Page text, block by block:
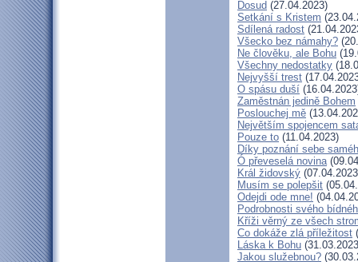
Dosud (27.04.2023)
Setkání s Kristem
Sdílená radost
Všecko bez námahy?
Ne člověku, ale Bohu
Všechny nedostatky
Nejvyšší trest
O spásu duší
Zaměstnán jedině Bohem
Poslouchej mě
Největším spojencem
Pouze to (11.04.2023)
Díky poznání sebe
Ó převeselá novina
Král židovský
Musím se polepšit
Odejdi ode mne!
Podrobnosti svého
Kříži věrný ze všech
Co dokáže zlá příležitost
Láska k Bohu
Jakou služebnou?